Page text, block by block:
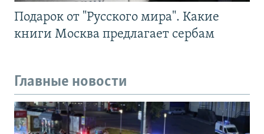
Подарок от "Русского мира". Какие
книги Москва предлагает сербам
Главные новости